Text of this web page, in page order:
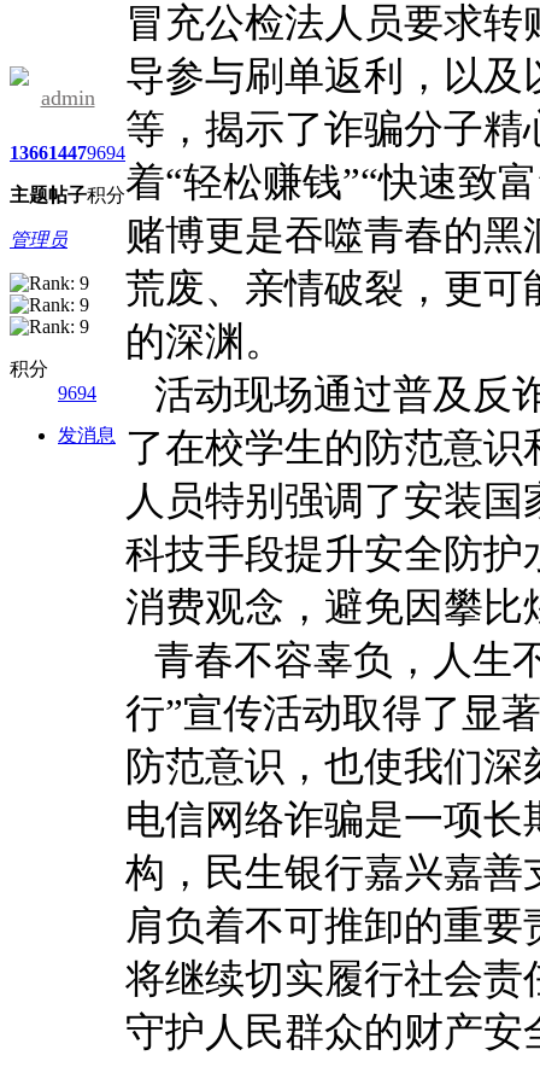
admin
1366
主题
1447
帖子
9694
积分
管理员
积分
9694
发消息
冒充公检法人员要求
导参与刷单返利，以及
等，揭示了诈骗分子
着“轻松赚钱”“快速致
赌博更是吞噬青春的
荒废、亲情破裂，更
的深渊。
活动现场通过普及反
了在校学生的防范意
人员特别强调了安装
科技手段提升安全防
消费观念，避免因攀
青春不容辜负，人生
行”宣传活动取得了显
防范意识，也使我们
电信网络诈骗是一项
构，民生银行嘉兴嘉
肩负着不可推卸的重
将继续切实履行社会责
守护人民群众的财产